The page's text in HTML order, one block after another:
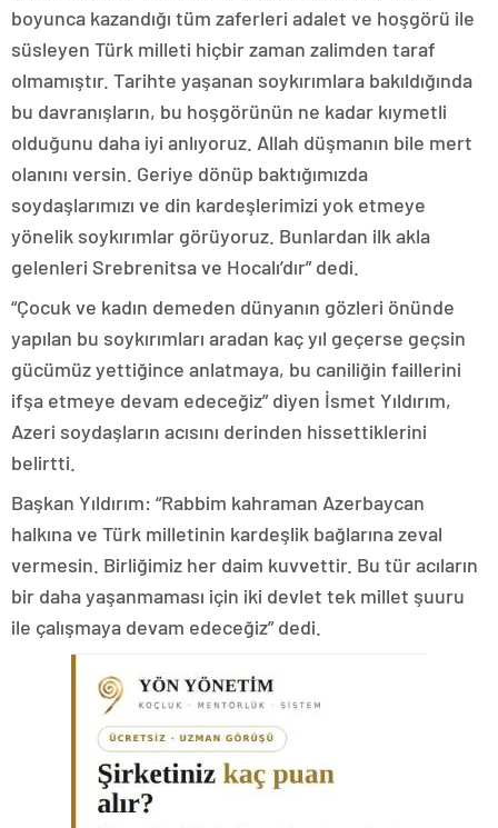
boyunca kazandığı tüm zaferleri adalet ve hoşgörü ile
süsleyen Türk milleti hiçbir zaman zalimden taraf
olmamıştır. Tarihte yaşanan soykırımlara bakıldığında
bu davranışların, bu hoşgörünün ne kadar kıymetli
olduğunu daha iyi anlıyoruz. Allah düşmanın bile mert
olanını versin. Geriye dönüp baktığımızda
soydaşlarımızı ve din kardeşlerimizi yok etmeye
yönelik soykırımlar görüyoruz. Bunlardan ilk akla
gelenleri Srebrenitsa ve Hocalı’dır” dedi.
“Çocuk ve kadın demeden dünyanın gözleri önünde
yapılan bu soykırımları aradan kaç yıl geçerse geçsin
gücümüz yettiğince anlatmaya, bu caniliğin faillerini
ifşa etmeye devam edeceğiz” diyen İsmet Yıldırım,
Azeri soydaşların acısını derinden hissettiklerini
belirtti.
Başkan Yıldırım: “Rabbim kahraman Azerbaycan
halkına ve Türk milletinin kardeşlik bağlarına zeval
vermesin. Birliğimiz her daim kuvvettir. Bu tür acıların
bir daha yaşanmaması için iki devlet tek millet şuuru
ile çalışmaya devam edeceğiz” dedi.